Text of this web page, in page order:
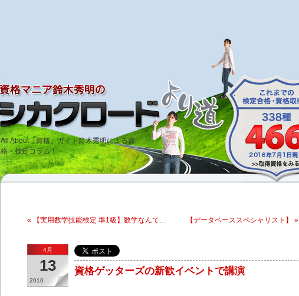
All About「資格」ガイド鈴木秀明による資
格・検定コラム！
« 【実用数学技能検定 準1級】数学なんて… 【データベーススペシャリスト】 »
4月
13
2010
資格ゲッターズの新歓イベントで講演